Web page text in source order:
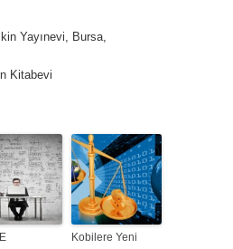
Yayınevi, Bursa,
Kitabevi
Kobilere Yeni